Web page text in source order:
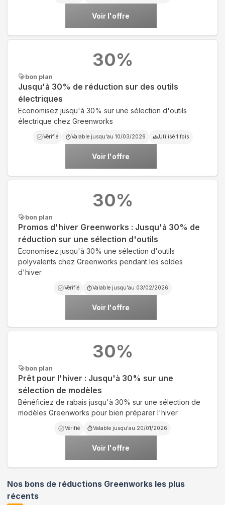
Voir l'offre
bon plan
Jusqu'à 30% de réduction sur des outils
électriques
Economisez jusqu'à 30% sur une sélection d'outils
électrique chez Greenworks
Vérifié Valable jusqu'au 10/03/2026 Utilisé 1 fois
Voir l'offre
30%
bon plan
Promos d'hiver Greenworks : Jusqu'à 30% de
réduction sur une sélection d'outils
Economisez jusqu'à 30% une sélection d'outils
polyvalents chez Greenworks pendant les soldes
d'hiver
Vérifié Valable jusqu'au 03/02/2026
Voir l'offre
30%
bon plan
Prêt pour l'hiver : Jusqu'à 30% sur une
sélection de modèles
Bénéficiez de rabais jusqu'à 30% sur une sélection de
modèles Greenworks pour bien préparer l'hiver
Vérifié Valable jusqu'au 20/01/2026
Voir l'offre
30%
Nos bons de réductions Greenworks les plus
récents